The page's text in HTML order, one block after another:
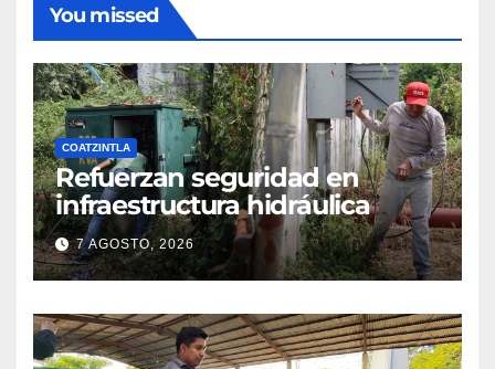
You missed
COATZINTLA
Refuerzan seguridad en
infraestructura hidráulica
7 AGOSTO, 2026